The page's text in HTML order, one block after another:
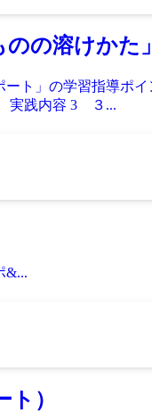
の溶けか
」の学習指導ポ
実践内容 3 ３...
&...
）